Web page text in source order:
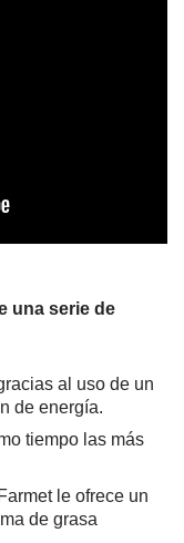
una serie de
al uso de un
de energía.
tiempo las más
le ofrece un
de grasa